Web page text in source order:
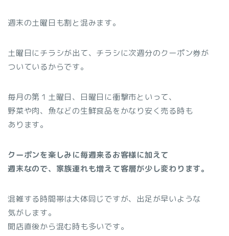
週末の土曜日も割と混みます。
土曜日にチラシが出て、チラシに次週分のクーポン券が
ついているからです。
毎月の第１土曜日、日曜日に衝撃市といって、
野菜や肉、魚などの生鮮食品をかなり安く売る時も
あります。
クーポンを楽しみに毎週来るお客様に加えて
週末なので、家族連れも増えて客層が少し変わります。
混雑する時間帯は大体同じですが、出足が早いような
気がします。
開店直後から混む時も多いです。